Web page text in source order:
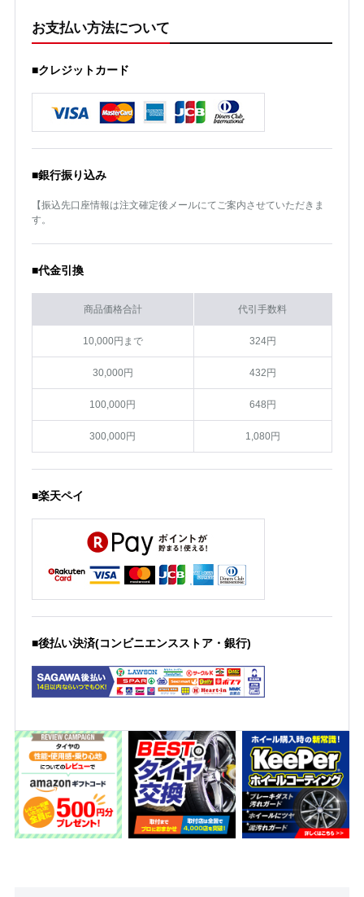
お支払い方法について
■クレジットカード
■銀行振り込み
【振込先口座情報は注文確定後メールにてご案内させていただきま
す。
■代金引換
商品価格合計 代引手数料
10,000円まで 324円
30,000円 432円
100,000円 648円
300,000円 1,080円
■楽天ペイ
■後払い決済(コンビニエンスストア・銀行)